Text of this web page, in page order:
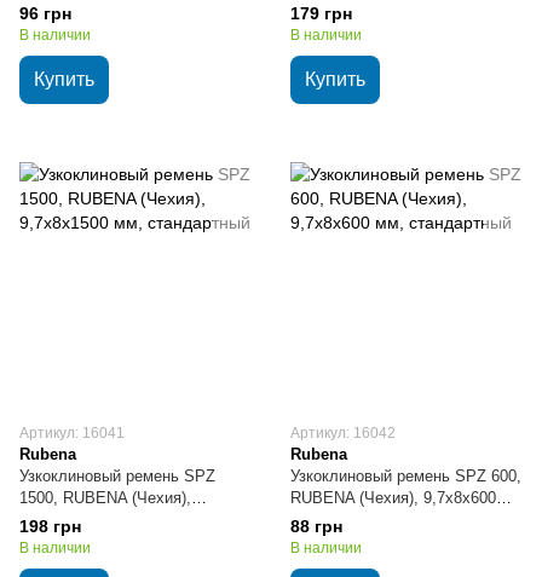
RUBBER (Польша), 9,7х8х737
мм, стандартный
96 грн
В наличии
Купить
(Польша), 9,7х8х1250 мм,
стандартный
179 грн
В наличии
Купить
Артикул: 16041
Rubena
Узкоклиновый ремень SPZ
1500, RUBENA (Чехия),
9,7х8х1500 мм, стандартный
198 грн
В наличии
Артикул: 16042
Rubena
Узкоклиновый ремень SPZ 600,
RUBENA (Чехия), 9,7х8х600
мм, стандартный
88 грн
В наличии